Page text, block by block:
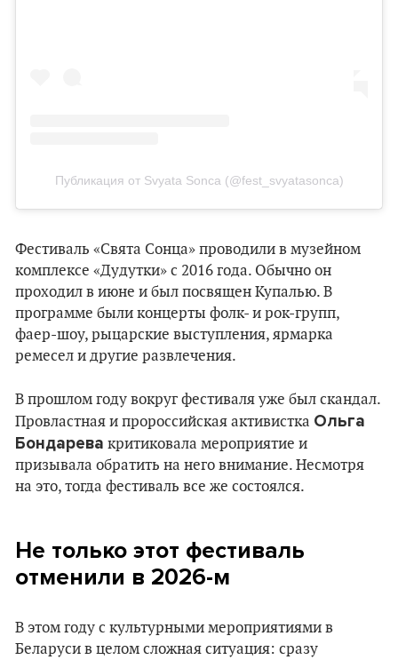
Публикация от Svyata Sonca (@fest_svyatasonca)
Фестиваль «Свята Сонца» проводили в музейном
комплексе «Дудутки» с 2016 года. Обычно он
проходил в июне и был посвящен Купалью. В
программе были концерты фолк- и рок-групп,
фаер-шоу, рыцарские выступления, ярмарка
ремесел и другие развлечения.
В прошлом году вокруг фестиваля уже был скандал.
Провластная и пророссийская активистка Ольга
Бондарева критиковала мероприятие и
призывала обратить на него внимание. Несмотря
на это, тогда фестиваль все же состоялся.
Не только этот фестиваль
отменили в 2026-м
В этом году с культурными мероприятиями в
Беларуси в целом сложная ситуация: сразу